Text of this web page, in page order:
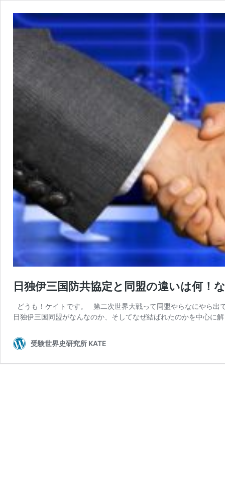
日独伊三国防共協定と同盟の違いは何！
どうも！ケイトです。 第二次世界大戦って同盟やらなにやら出
日独伊三国同盟がなんなのか、そしてなぜ結ばれたのかを中心に
受験世界史研究所 KATE